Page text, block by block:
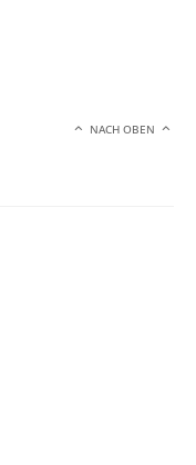
NACH OBEN